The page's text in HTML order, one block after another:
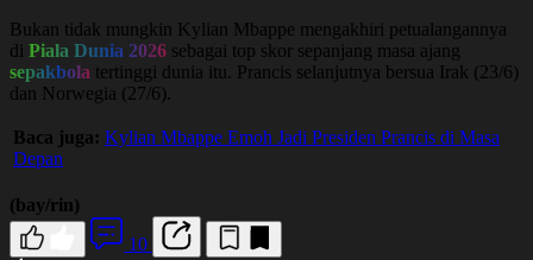
Bukan tidak mungkin Kylian Mbappe mengakhiri petualangannya
di Piala Dunia 2026 sebagai top skor sepanjang masa ajang
sepakbola tertinggi dunia itu. Prancis selanjutnya bersua Irak (23/6)
dan Norwegia (27/6).
Baca juga: Kylian Mbappe Emoh Jadi Presiden Prancis di Masa
Depan
(bay/rin)
10